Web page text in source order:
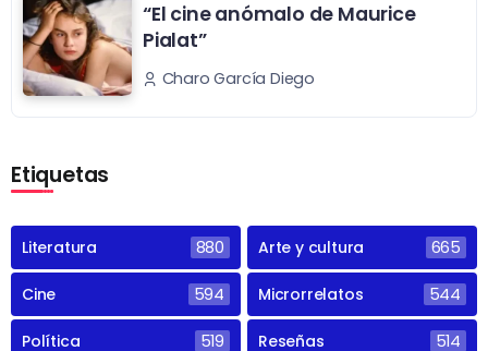
“El cine anómalo de Maurice
Pialat”
Charo García Diego
Etiquetas
Literatura 880 Arte y cultura 665
Cine 594 Microrrelatos 544
Política 519 Reseñas 514